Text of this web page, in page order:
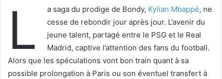
i
e
l
L a saga du prodige de Bondy, Kylian Mbappé, ne
cesse de rebondir jour après jour. L’avenir du
jeune talent, partagé entre le PSG et le Real
Madrid, captive l’attention des fans du football.
Alors que les spéculations vont bon train quant à sa
possible prolongation à Paris ou son éventuel transfert à